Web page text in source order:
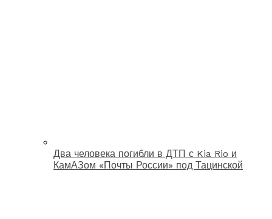
Два человека погибли в ДТП с Kia Rio и
КамАЗом «Почты России» под Тацинской